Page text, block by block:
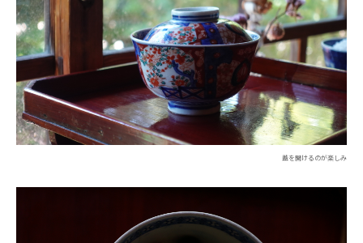
蓋を開けるのが楽しみ